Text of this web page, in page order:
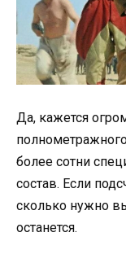
Да, кажется
более сотни
состав. Если
сколько нужно
останется.